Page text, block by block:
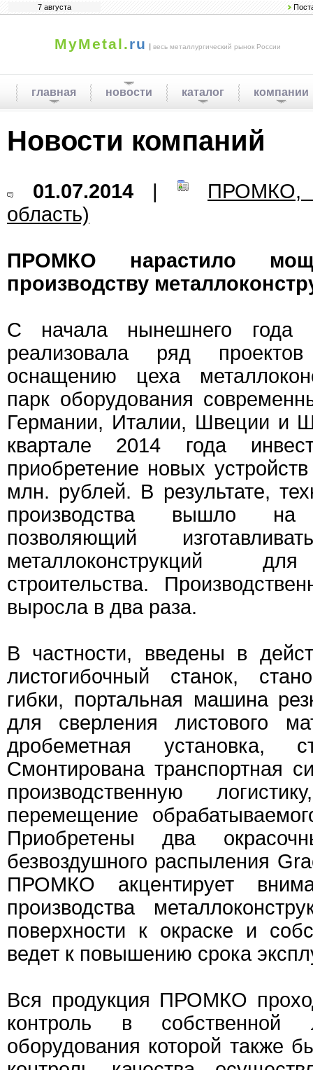
7 августа
MyMetal.ru | весь металлургический рынок России
главная новости каталог компании
Новости компаний
01.07.2014|
ПРОМКО,
область)
ПРОМКО нарастило
производству
С начала нынешнего года
реализовала ряд
оснащению цеха
парк оборудования
Германии, Италии, Швеции и
квартале 2014 года
приобретение новых
млн. рублей. В результате,
производства вышло
позволяющий
металлоконструкций
строительства.
выросла в два раза.
В частности, введены в
листогибочный станок,
гибки, портальная машина
для сверления листового
дробеметная установка,
Смонтирована транспортная
производственную
перемещение
Приобретены два
безвоздушного распыления
ПРОМКО акцентирует
производства
поверхности к окраске и
ведет к повышению срока
Вся продукция ПРОМКО
контроль в собственной
оборудования которой также